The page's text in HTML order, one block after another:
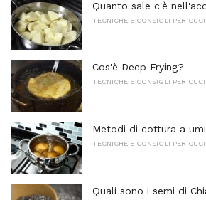
Quanto sale c'è
TECNICHE E CONSIGLI PER
Cos'è Deep Frying?
TECNICHE E CONSIGLI PER
Metodi di cottura a
TECNICHE E CONSIGLI PER
Quali sono i semi di